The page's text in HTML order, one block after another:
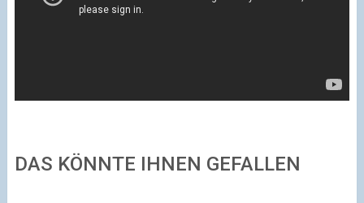
DAS KÖNNTE IHNEN GEFALLEN